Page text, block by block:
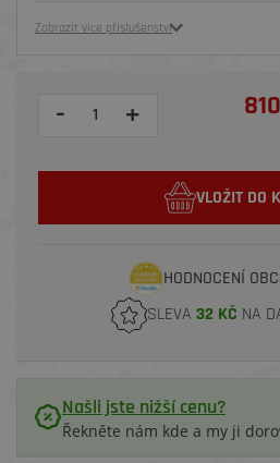
Zobrazit více příslušenství
- +
VLOŽIT DO
HODNOCENÍ
SLEVA 32 KČ NA
Našli jste nižší cenu?
Řekněte nám kde a my ji